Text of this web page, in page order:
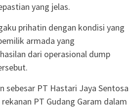
yang jelas.
prihatin dengan kondisi yang
armada yang
dari operasional dump
sebesar PT Hastari Jaya Sentosa
PT Gudang Garam dalam